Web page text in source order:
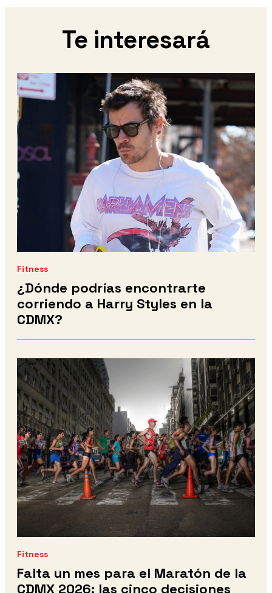
Te interesará
Fitness
¿Dónde podrías encontrarte
corriendo a Harry Styles en la
CDMX?
Fitness
Falta un mes para el Maratón de la
CDMX 2026: las cinco decisiones